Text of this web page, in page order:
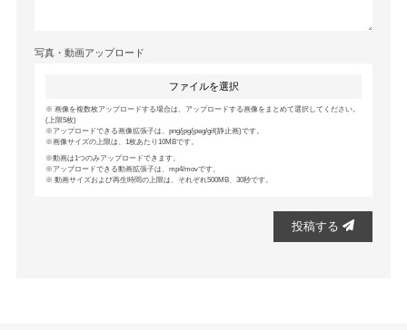
写真・動画アップロード
ファイルを選択
画像を複数枚アップロードする場合は、アップロードする画像をまとめて選択してください。
(上限5枚)
アップロードできる画像拡張子は、png/jpg/jpeg/gif(静止画)です。
画像サイズの上限は、1枚あたり10MBです。
動画は1つのみアップロードできます。
アップロードできる動画拡張子は、mp4/movです。
動画サイズおよび再生時間の上限は、それぞれ500MB、30秒です。
投稿する